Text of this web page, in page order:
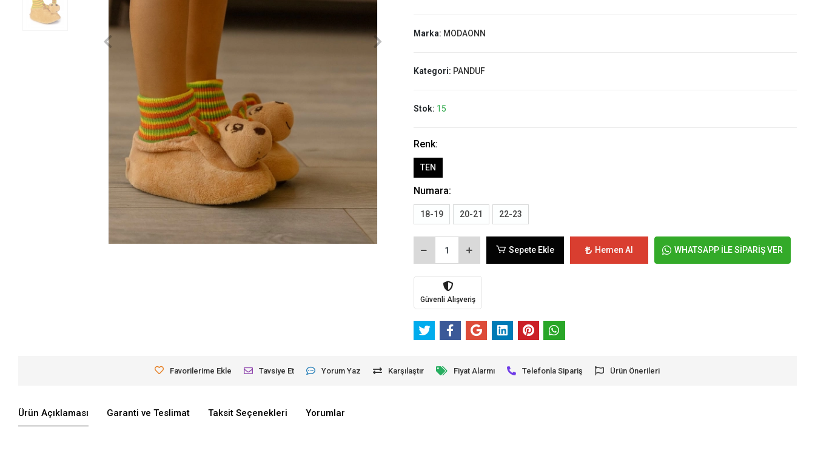
Marka: MODAONN
Kategori: PANDUF
Stok: 15
Renk:
TEN
Numara:
18-19 20-21 22-23
Sepete Ekle Hemen Al WHATSAPP İLE SİPARİŞ VER
Güvenli Alışveriş
Favorilerime Ekle Tavsiye Et Yorum Yaz Karşılaştır Fiyat Alarmı Telefonla Sipariş Ürün Önerileri
Ürün Açıklaması Garanti ve Teslimat Taksit Seçenekleri Yorumlar